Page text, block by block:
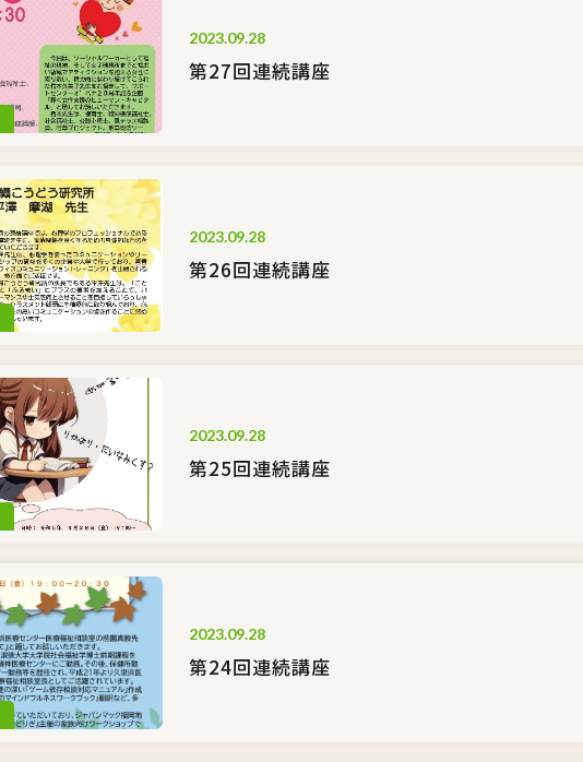
2023.09.28
第27回連続講座
2023.09.28
第26回連続講座
2023.09.28
第25回連続講座
2023.09.28
第24回連続講座